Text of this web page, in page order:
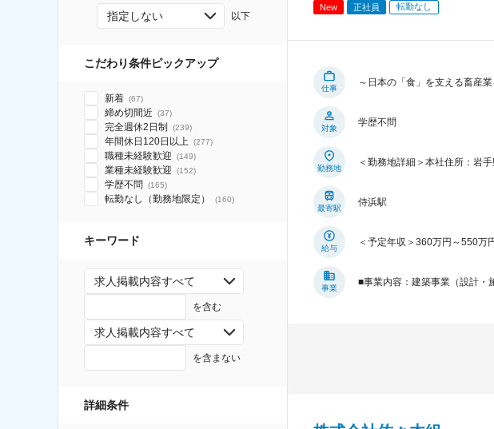
指定しない 以下
こだわり条件ピックアップ
新着 (67)
締め切間近 (37)
完全週休2日制 (239)
年間休日120日以上 (277)
職種未経験歓迎 (149)
業種未経験歓迎 (152)
学歴不問 (165)
転勤なし（勤務地限定） (160)
キーワード
求人掲載内容すべて
を含む
求人掲載内容すべて
を含まない
詳細条件
New 正社員 転勤なし
仕事
～日本の「食」を支える畜産
対象
学歴不問
勤務地
＜勤務地詳細＞本社住所：岩
最寄駅
侍浜駅
給与
＜予定年収＞360万円～550万
事業
■事業内容：建築事業（設計・